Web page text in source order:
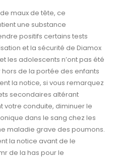
maux de tête, ce
une substance
positifs certains tests
et la sécurité de Diamox
les adolescents n’ont pas été
de la portée des enfants
la notice, si vous remarquez
secondaires altérant
votre conduite, diminuer le
dans le sang chez les
maladie grave des poumons.
la notice avant de le
de la has pour le